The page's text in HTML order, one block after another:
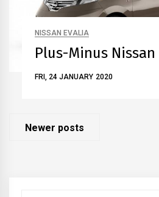
NISSAN EVALIA
Plus-Minus Nissan
FRI, 24 JANUARY 2020
Posts
Newer posts